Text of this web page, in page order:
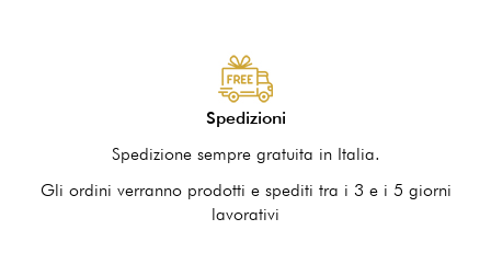
Spedizioni
Spedizione sempre gratuita in Italia.
Gli ordini verranno prodotti e spediti tra i 3 e i 5 giorni
lavorativi